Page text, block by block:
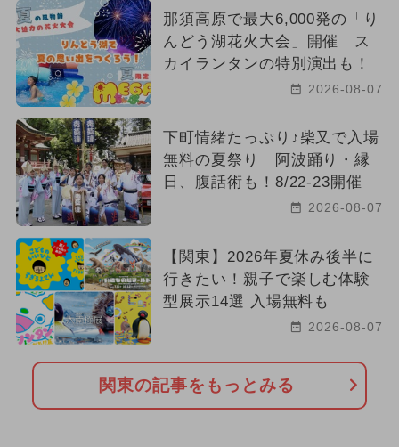
那須高原で最大6,000発の「り
んどう湖花火大会」開催 ス
カイランタンの特別演出も！
2026-08-07
下町情緒たっぷり♪柴又で入場
無料の夏祭り 阿波踊り・縁
日、腹話術も！8/22-23開催
2026-08-07
【関東】2026年夏休み後半に
行きたい！親子で楽しむ体験
型展示14選 入場無料も
2026-08-07
関東の記事をもっとみる